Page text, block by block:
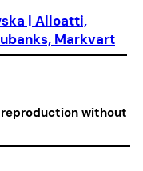
| Alloatti,
Markvart
without